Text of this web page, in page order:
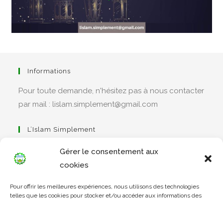
Gérer le consentement aux
cookies
Pour offrir les meilleures expériences, nous utilisons des technologies
telles que les cookies pour stocker et/ou accéder aux informations des
Informations
Pour toute demande, n'hésitez pas à nous contacter
par mail : lislam.simplement@gmail.com
L’Islam Simplement
dansApprendre Le Coran Simplement